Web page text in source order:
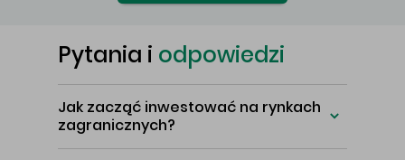
Pytania i odpowiedzi
Jak zacząć inwestować na rynkach
zagranicznych?